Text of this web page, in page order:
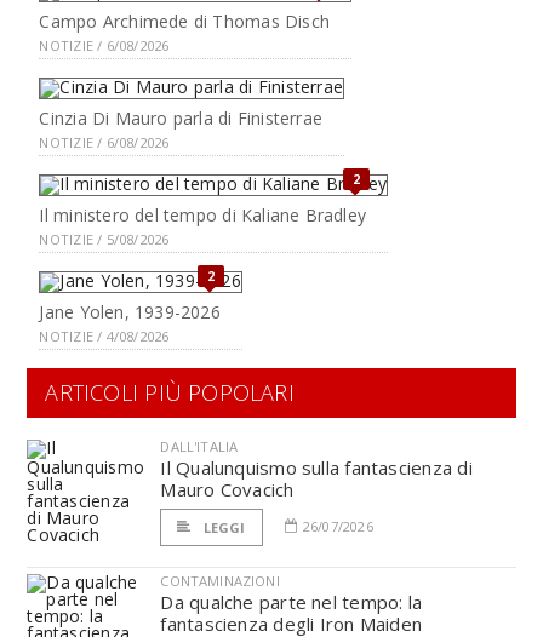
Campo Archimede di Thomas Disch
NOTIZIE / 6/08/2026
Cinzia Di Mauro parla di Finisterrae
NOTIZIE / 6/08/2026
2
Il ministero del tempo di Kaliane Bradley
NOTIZIE / 5/08/2026
2
Jane Yolen, 1939-2026
NOTIZIE / 4/08/2026
ARTICOLI PIÙ POPOLARI
DALL'ITALIA
Il Qualunquismo sulla fantascienza di
Mauro Covacich
LEGGI 26/07/2026
CONTAMINAZIONI
Da qualche parte nel tempo: la
fantascienza degli Iron Maiden